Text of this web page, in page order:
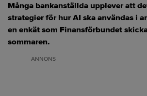
Många bankanställda upplever att
strategier för hur AI ska användas i
en enkät som Finansförbundet
sommaren.
ANNONS